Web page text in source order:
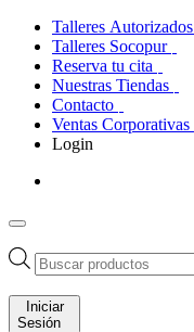
Talleres Autorizados
Talleres Socopur
Reserva tu cita
Nuestras Tiendas
Contacto
Ventas Corporativas
Login
Búsqueda
de
productos
Iniciar
Sesión